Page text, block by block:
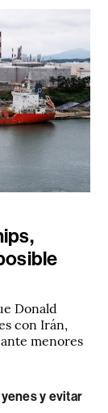
Donald
con Irán,
menores
y evitar